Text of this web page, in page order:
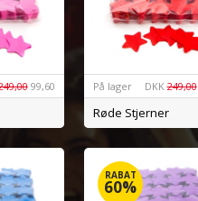
99,60 DKK 249,00
På lager
Røde Stjerner
RABAT
60%